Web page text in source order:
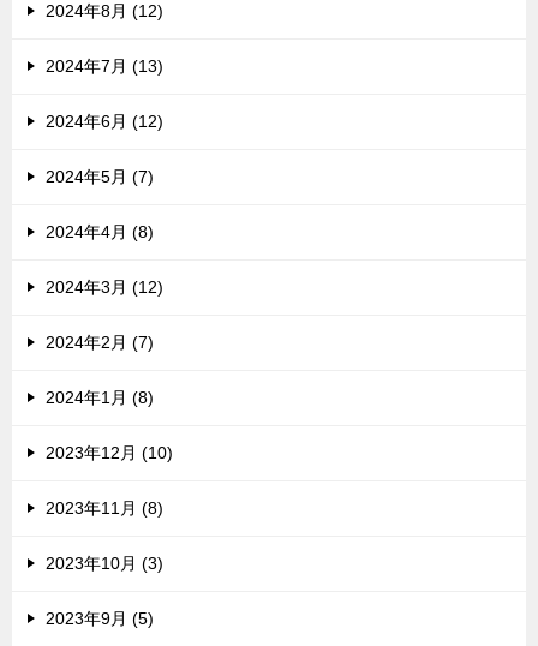
2024年8月 (12)
2024年7月 (13)
2024年6月 (12)
2024年5月 (7)
2024年4月 (8)
2024年3月 (12)
2024年2月 (7)
2024年1月 (8)
2023年12月 (10)
2023年11月 (8)
2023年10月 (3)
2023年9月 (5)